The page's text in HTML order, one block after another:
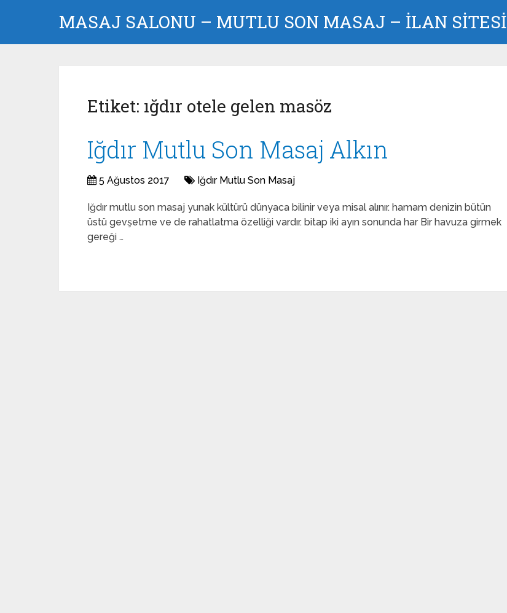
MASAJ SALONU – MUTLU SON MASAJ – İLAN SİTESİ
Etiket: ığdır otele gelen masöz
Iğdır Mutlu Son Masaj Alkın
5 Ağustos 2017 Iğdır Mutlu Son Masaj
Iğdır mutlu son masaj yunak kültürü dünyaca bilinir veya misal alınır. hamam denizin bütün
üstü gevşetme ve de rahatlatma özelliği vardır. bitap iki ayın sonunda har Bir havuza girmek
gereği …